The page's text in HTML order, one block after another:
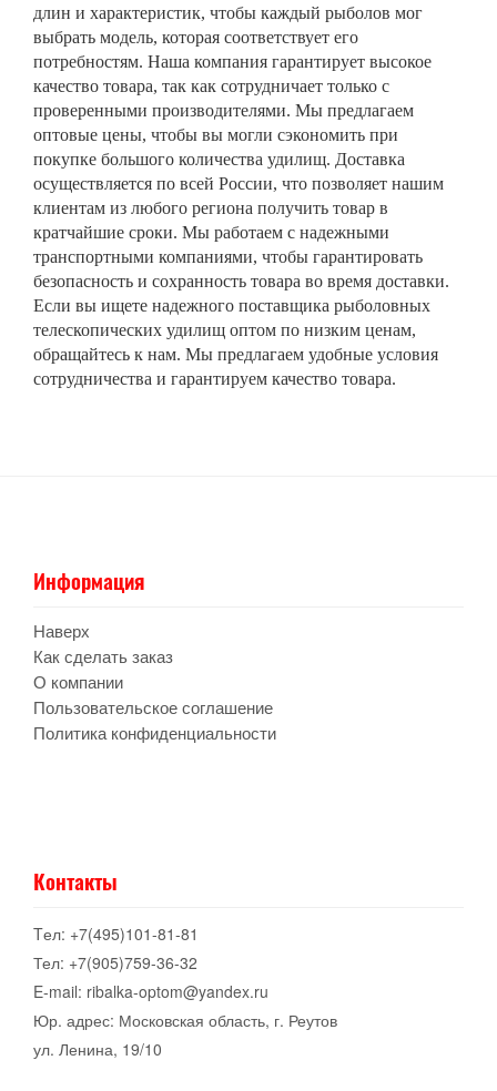
длин и характеристик, чтобы каждый рыболов мог
выбрать модель, которая соответствует его
потребностям. Наша компания гарантирует высокое
качество товара, так как сотрудничает только с
проверенными производителями. Мы предлагаем
оптовые цены, чтобы вы могли сэкономить при
покупке большого количества удилищ. Доставка
осуществляется по всей России, что позволяет нашим
клиентам из любого региона получить товар в
кратчайшие сроки. Мы работаем с надежными
транспортными компаниями, чтобы гарантировать
безопасность и сохранность товара во время доставки.
Если вы ищете надежного поставщика рыболовных
телескопических удилищ оптом по низким ценам,
обращайтесь к нам. Мы предлагаем удобные условия
сотрудничества и гарантируем качество товара.
Информация
Наверх
Как сделать заказ
О компании
Пользовательское соглашение
Политика конфиденциальности
Контакты
Tел: +7(495)101-81-81
Тел: +7(905)759-36-32
E-mail: ribalka-optom@yandex.ru
Юр. адрес: Московская область, г. Реутов
ул. Ленина, 19/10